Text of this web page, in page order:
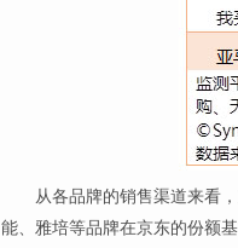
从各品牌的销售渠道来看，
能、雅培等品牌在京东的份额